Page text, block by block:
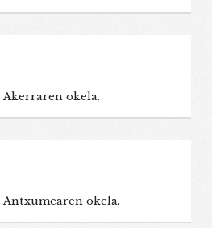
Akerraren okela.
Antxumearen okela.